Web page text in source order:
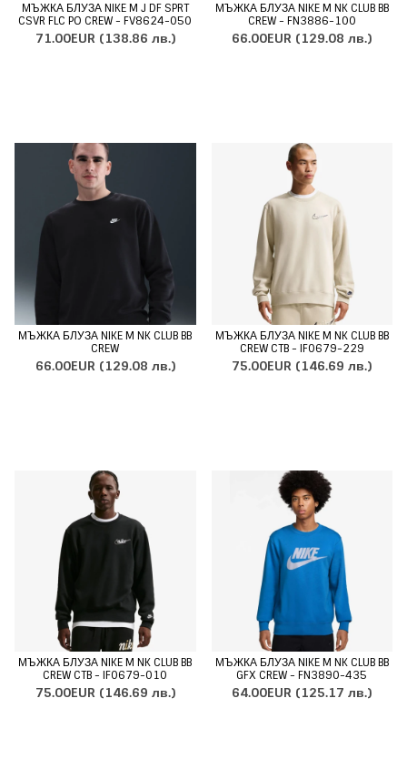
МЪЖКА БЛУЗА NIKE M J DF SPRT
CSVR FLC PO CREW - FV8624-050
71.00EUR (138.86 лв.)
МЪЖКА БЛУЗА NIKE M NK CLUB BB
CREW - FN3886-100
66.00EUR (129.08 лв.)
МЪЖКА БЛУЗА NIKE M NK CLUB BB
CREW
66.00EUR (129.08 лв.)
МЪЖКА БЛУЗА NIKE M NK CLUB BB
CREW CTB - IF0679-229
75.00EUR (146.69 лв.)
МЪЖКА БЛУЗА NIKE M NK CLUB BB
CREW CTB - IF0679-010
75.00EUR (146.69 лв.)
МЪЖКА БЛУЗА NIKE M NK CLUB BB
GFX CREW - FN3890-435
64.00EUR (125.17 лв.)